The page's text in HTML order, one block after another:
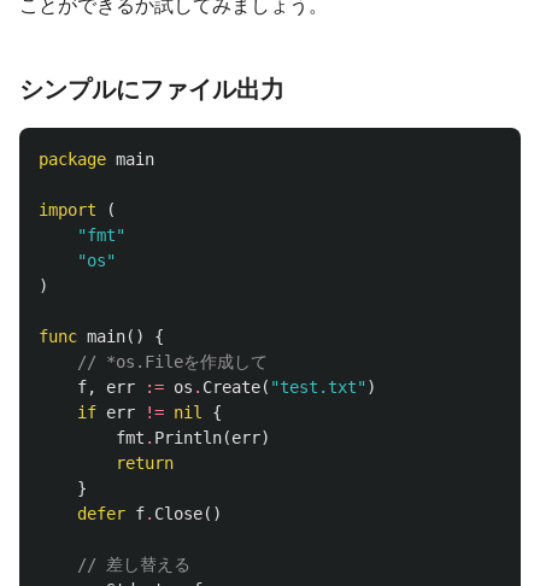
ことができるか試してみましょう。
シンプルにファイル出力
package main
import
(
"fmt"
"os"
)
func main()
{
// *os.Fileを作成して
f, err := os . Create( "test.txt" )
if err != nil
{
fmt . Println(err)
return
}
defer f. Close()
// 差し替える